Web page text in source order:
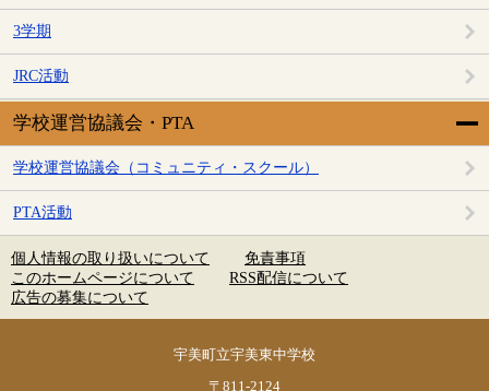
3学期
JRC活動
学校運営協議会・PTA
学校運営協議会（コミュニティ・スクール）
PTA活動
個人情報の取り扱いについて
免責事項
このホームページについて
RSS配信について
広告の募集について
宇美町立宇美東中学校
〒811-2124